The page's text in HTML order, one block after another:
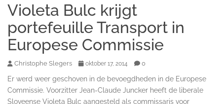
Violeta Bulc krijgt
portefeuille Transport in
Europese Commissie
Christophe Slegers oktober 17, 2014 0
Er werd weer geschoven in de bevoegdheden in de Europese
Commissie. Voorzitter Jean-Claude Juncker heeft de liberale
Sloveense Violeta Bulc aangesteld als commissaris voor